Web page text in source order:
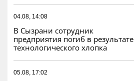
04.08, 14:08
В Сызрани сотрудник
предприятия погиб в результате
технологического хлопка
05.08, 17:02